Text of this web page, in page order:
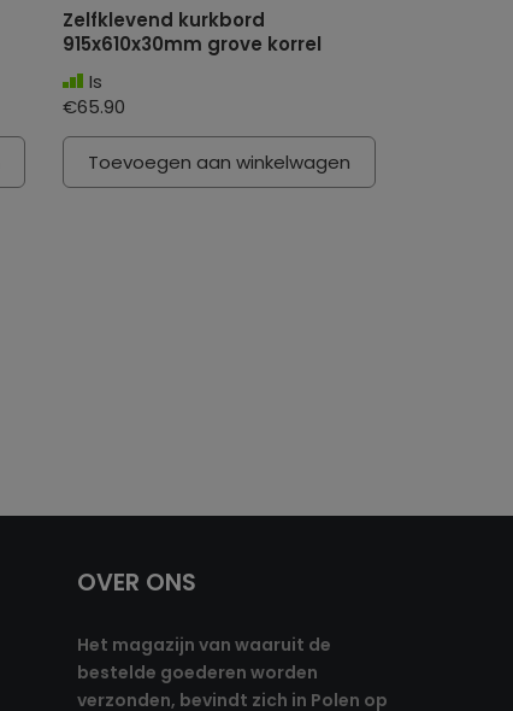
Zelfklevend kurkbord
915x610x30mm grove korrel
Is
€65.90
Toevoegen aan winkelwagen
OVER ONS
Het magazijn van waaruit de
bestelde goederen worden
verzonden, bevindt zich in Polen op